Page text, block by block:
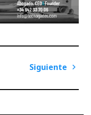
Siguiente